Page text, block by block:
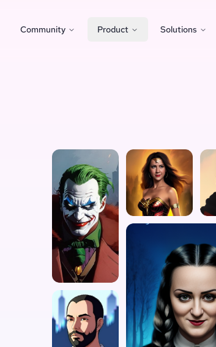
Community Product Solutions